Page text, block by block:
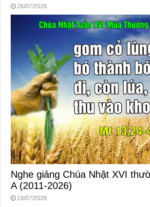
26/07/2026
Nghe giảng Chúa Nhật XVI
A (2011-2026)
19/07/2026